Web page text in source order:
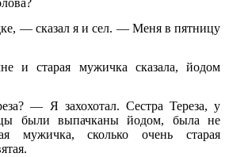
— сказал я и сел. — Меня в пятницу
и старая мужичка сказала, йодом
— Я захохотал. Сестра Тереза, у
были выпачканы йодом, была не
мужичка, сколько очень старая